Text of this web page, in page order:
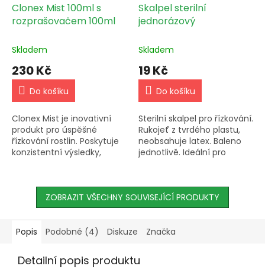
Clonex Mist 100ml s
rozprašovačem 100ml
Skladem
230 Kč
Do košíku
Clonex Mist je inovativní
produkt pro úspěšné
řízkování rostlin. Poskytuje
konzistentní výsledky,
studie prokázaly...
Skalpel sterilní
jednorázový
Skladem
19 Kč
Do košíku
Sterilní skalpel pro řízkování.
Rukojeť z tvrdého plastu,
neobsahuje latex. Baleno
jednotlivě. Ideální pro
ZOBRAZIT VŠECHNY SOUVISEJÍCÍ PRODUKTY
Popis Podobné (4) Diskuze Značka
Detailní popis produktu